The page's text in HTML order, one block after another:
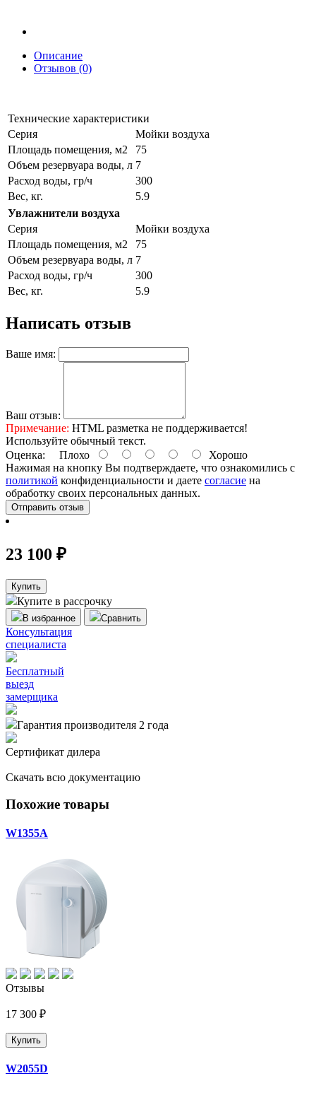
Описание
Отзывов (0)
Технические характеристики
Серия
Мойки воздуха
Площадь помещения, м2
75
Объем резервуара воды, л 7
Расход воды, гр/ч
300
Вес, кг.
5.9
Увлажнители воздуха
Серия
Мойки воздуха
Площадь помещения, м2
75
Объем резервуара воды, л 7
Расход воды, гр/ч
300
Вес, кг.
5.9
Написать отзыв
Ваше имя:
Ваш отзыв:
Примечание: HTML разметка не поддерживается!
Используйте обычный текст.
Оценка: Плохо
Хорошо
Нажимая на кнопку Вы подтверждаете, что ознакомились с
политикой конфиденциальности и даете согласие на
обработку своих персональных данных.
Отправить отзыв
23 100 ₽
Купить
Купите в рассрочку
В избранное Сравнить
Консультация
специалиста
Бесплатный
выезд
замерщика
Гарантия производителя 2 года
Сертификат дилера
Скачать всю документацию
Похожие товары
W1355A
Отзывы
17 300 ₽
Купить
W2055D